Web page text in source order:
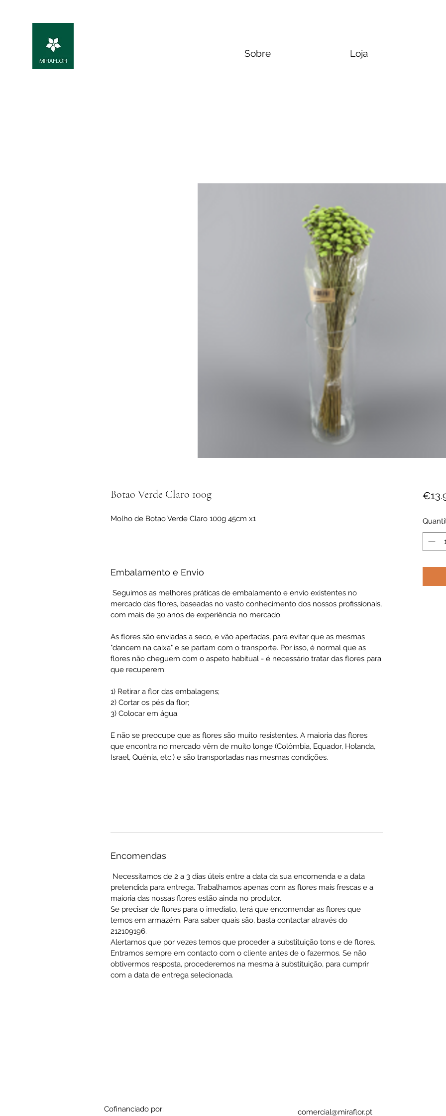
Sobre Loja
Botao Verde Claro 100g
Molho de Botao Verde Claro 100g 45cm x1
Embalamento e Envio
Seguimos as melhores práticas de embalamento e envio existentes no
mercado das flores, baseadas no vasto conhecimento dos nossos profissionais,
com mais de 30 anos de experiência no mercado.
As flores são enviadas a seco, e vão apertadas, para evitar que as mesmas
"dancem na caixa" e se partam com o transporte. Por isso, é normal que as
flores não cheguem com o aspeto habitual - é necessário tratar das flores para
que recuperem:
1) Retirar a flor das embalagens;
2) Cortar os pés da flor;
3) Colocar em água.
E não se preocupe que as flores são muito resistentes. A maioria das flores
que encontra no mercado vêm de muito longe (Colômbia, Equador, Holanda,
Israel, Quénia, etc.) e são transportadas nas mesmas condições.
Encomendas
Necessitamos de 2 a 3 dias úteis entre a data da sua encomenda e a data
pretendida para entrega. Trabalhamos apenas com as flores mais frescas e a
maioria das nossas flores estão ainda no produtor.
Se precisar de flores para o imediato, terá que encomendar as flores que
temos em armazém. Para saber quais são, basta contactar através do
212109196.
Alertamos que por vezes temos que proceder a substituição tons e de flores.
Entramos sempre em contacto com o cliente antes de o fazermos. Se não
obtivermos resposta, procederemos na mesma à substituição, para cumprir
com a data de entrega selecionada.
Cofinanciado por: comercial@miraflor.pt